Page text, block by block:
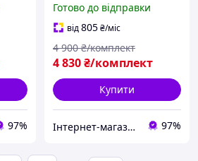
97%
порцій + Шейкер
Готово до відправки
від805₴/міс
4 830₴/комплект
4 900 ₴/комплект
Купити
Інтернет-магазин MixMarket 97%